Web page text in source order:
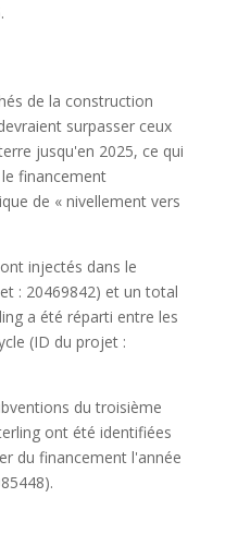
de la construction
surpasser ceux
jusqu'en 2025, ce qui
financement
de « nivellement vers
injectés dans le
: 20469842) et un total
a été réparti entre les
(ID du projet :
du troisième
ont été identifiées
du financement l'année